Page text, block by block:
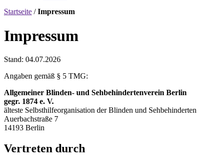
Startseite /Impressum
Impressum
Stand: 04.07.2026
Angaben gemäß § 5 TMG:
Allgemeiner Blinden- und Sehbehindertenverein Berlin
gegr. 1874 e. V.
älteste Selbsthilfeorganisation der Blinden und Sehbehinderten
Auerbachstraße 7
14193 Berlin
Vertreten durch